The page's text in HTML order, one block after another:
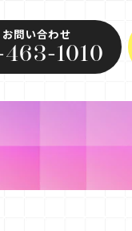
問い合わせ
1010